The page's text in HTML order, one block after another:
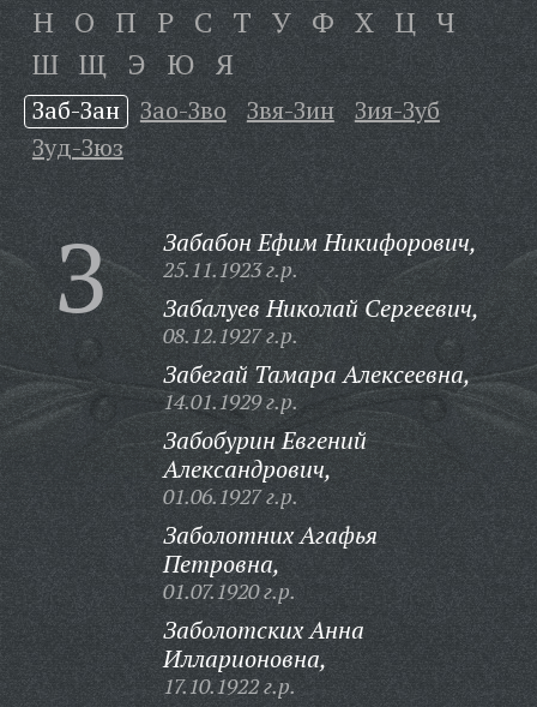
Н О П Р С Т У Ф Х Ц Ч
Ш Щ Э Ю Я
Заб-Зан Зао-Зво Звя-Зин
Зия-Зуб
Зуд-Зюз
З Забабон Ефим Никифорович,
25.11.1923 г.р.
Забалуев Николай Сергеевич,
08.12.1927 г.р.
Забегай Тамара Алексеевна,
14.01.1929 г.р.
Забобурин Евгений
Александрович,
01.06.1927 г.р.
Заболотних Агафья
Петровна,
01.07.1920 г.р.
Заболотских Анна
Илларионовна,
17.10.1922 г.р.